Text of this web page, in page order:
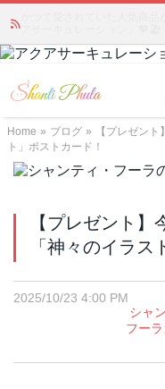
Home » ブログ »
【プレゼン
ト」ポストカード！
【プレゼント
「神々のイラス
2025/10/23 4:00 PM
シャ
フー